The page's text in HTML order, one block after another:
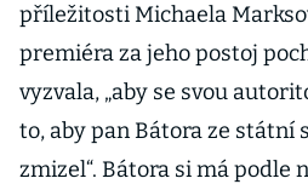
příležitosti Michaela
premiéra za jeho postoj
vyzvala, „aby se svou
to, aby pan Bátora ze státní
zmizel“. Bátora si má podle